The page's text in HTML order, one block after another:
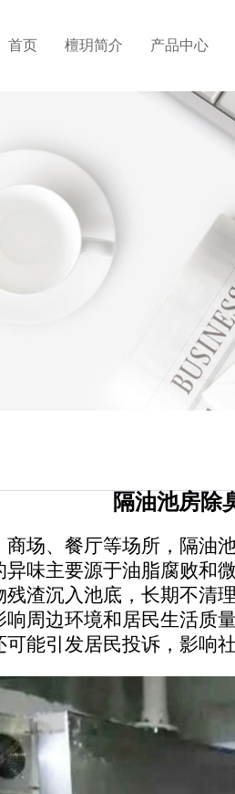
首页 檀玥简介 产品中心
隔油池房除
商场、餐厅等场所，隔油
异味主要源于油脂腐败和
残渣沉入池底，长期不清
响周边环境和居民生活质
可能引发居民投诉，影响